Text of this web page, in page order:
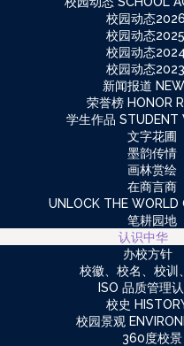
校园动态
校园动态
校园动态
校园动态
新闻报道
荣誉榜 HONOR
学生作品 STUDENT
文字花圃
墨韵传情
画林赏绘
在商言商
UNLOCK THE WORLD
笔耕园地
认识中华
办校方针
校徽、校名、校训
ISO 品质管理
校史
校园景观
360度校景